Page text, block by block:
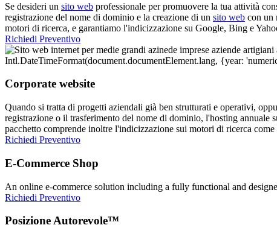
Se desideri un sito web professionale per promuovere la tua attività
registrazione del nome di dominio e la creazione di un sito web con un
motori di ricerca, e garantiamo l'indicizzazione su Google, Bing e
Richiedi Preventivo
Corporate website
Quando si tratta di progetti aziendali già ben strutturati e operativi,
registrazione o il trasferimento del nome di dominio, l'hosting
pacchetto comprende inoltre l'indicizzazione sui motori di ricerca
Richiedi Preventivo
E-Commerce Shop
An online e-commerce solution including a fully functional and
Richiedi Preventivo
Posizione Autorevole™